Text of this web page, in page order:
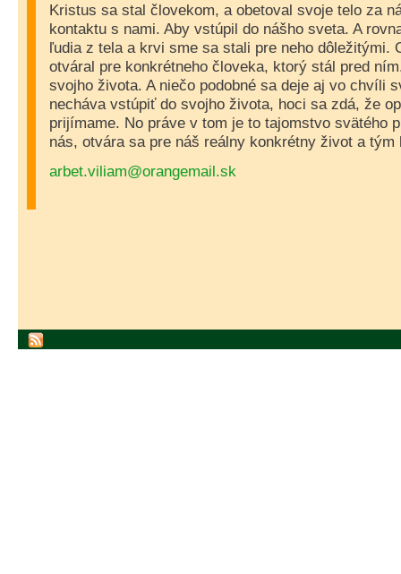
Kristus sa stal človekom, a obetoval svoje telo za
kontaktu s nami. Aby vstúpil do nášho sveta. A
ľudia z tela a krvi sme sa stali pre neho dôležitými.
otváral pre konkrétneho človeka, ktorý stál pred
svojho života. A niečo podobné sa deje aj vo chvíli
necháva vstúpiť do svojho života, hoci sa zdá, že
prijímame. No práve v tom je to tajomstvo svätého
nás, otvára sa pre náš reálny konkrétny život a tým
arbet.viliam@orangemail.sk